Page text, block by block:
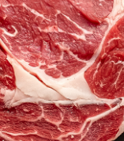
ofte opdrættes i
har kødet en
kødet med en
svinekød på
er den eneste i
til en super billig